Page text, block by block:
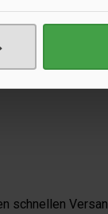
schnellen